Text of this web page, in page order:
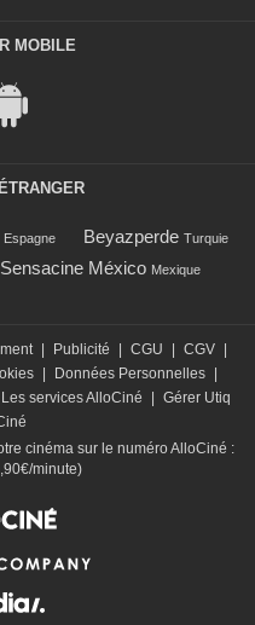
MOBILE
Espagne Beyazperde Turquie
Sensacine México Mexique
Publicité CGU CGV
Données Personnelles
Les services AlloCiné
Gérer Utiq
cinéma sur le numéro AlloCiné :
minute)